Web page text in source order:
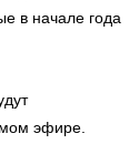
в начале года
эфире.